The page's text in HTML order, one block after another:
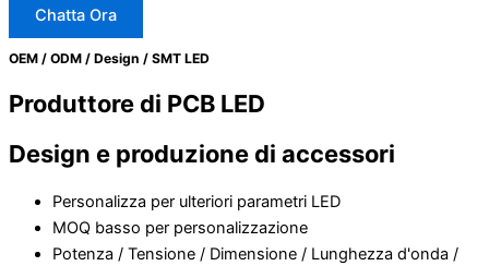
Chatta Ora
OEM / ODM / Design / SMT LED
Produttore di PCB LED
Design e produzione di accessori
Personalizza per ulteriori parametri LED
MOQ basso per personalizzazione
Potenza / Tensione / Dimensione / Lunghezza d'onda /